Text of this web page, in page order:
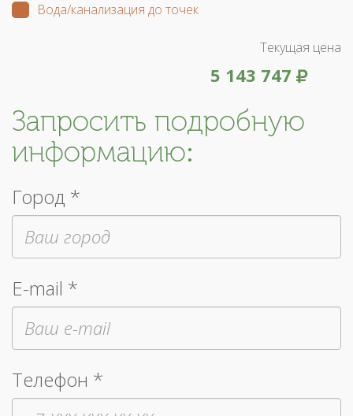
Вода/канализация до точек
Текущая цена
5 143 747
Запросить подробную
информацию:
Город *
E-mail *
Телефон *